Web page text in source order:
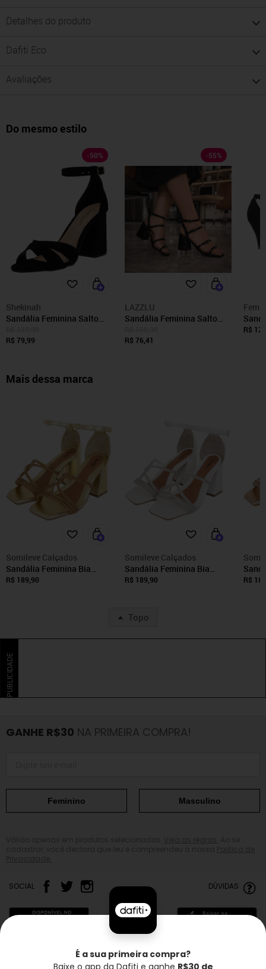
Detalhes do produto
Dafiti Eco
Avaliações
Do mesmo estilo
-50%
Shekinah
Sandália Feminina Salto
Saltinho Bloco Social
R$ 79,99
-55%
LAZZLU
Sandália Feminina Salto
Confortável Preto
R$ 76,41
Fino
R$
Mais dessa marca
Somileve Calçados
Sandália Feminina Bia
Somileve Salto Bloco
R$ 189,90
Somileve Calçados
Sandália Feminina Bia
Somileve Salto Bloco
R$ 189,90 R$
Topo
PUBLICIDADE
GANHE R$30 NA PRIMEIRA COMPRA!
Feminino Masculino
SOCIAL DÚVIDAS
É a sua primeira compra?
Baixe o app da Dafiti e ganhe R$30 de